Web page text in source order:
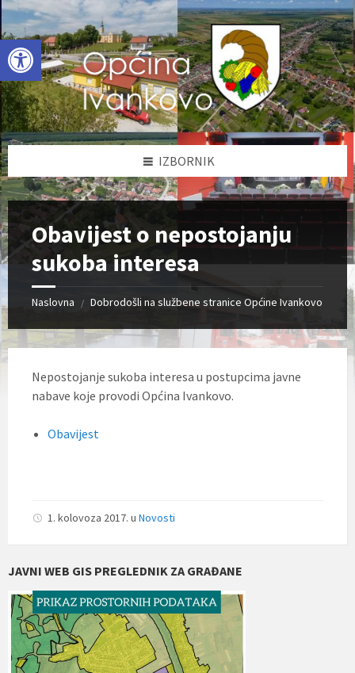
Open toolbar
Skip
to
content
Skip
to
left
sidebar
Skip
to
footer
IZBORNIK
Obavijest o nepostojanju
sukoba interesa
Naslovna / Dobrodošli na službene stranice Općine Ivankovo
Nepostojanje sukoba interesa u postupcima javne
nabave koje provodi Općina Ivankovo.
Obavijest
1. kolovoza 2017. u Novosti
JAVNI WEB GIS PREGLEDNIK ZA GRAĐANE